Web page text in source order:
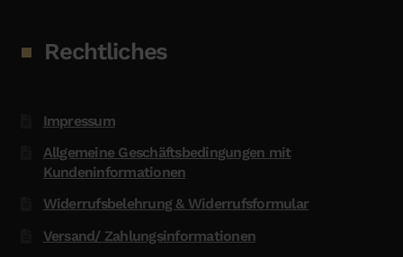
Rechtliches
Impressum
Allgemeine Geschäftsbedingungen mit
Kundeninformationen
Widerrufsbelehrung & Widerrufsformular
Versand/ Zahlungsinformationen